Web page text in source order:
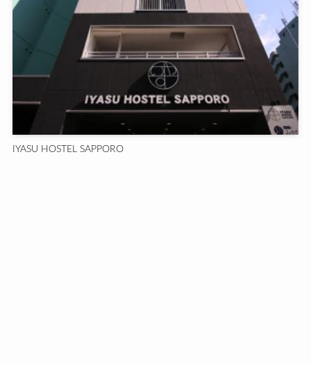
IYASU HOSTEL SAPPORO